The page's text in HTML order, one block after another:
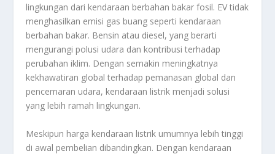
lingkungan dari kendaraan berbahan bakar fosil. EV tidak
menghasilkan emisi gas buang seperti kendaraan
berbahan bakar. Bensin atau diesel, yang berarti
mengurangi polusi udara dan kontribusi terhadap
perubahan iklim. Dengan semakin meningkatnya
kekhawatiran global terhadap pemanasan global dan
pencemaran udara, kendaraan listrik menjadi solusi
yang lebih ramah lingkungan.
Meskipun harga kendaraan listrik umumnya lebih tinggi
di awal pembelian dibandingkan. Dengan kendaraan